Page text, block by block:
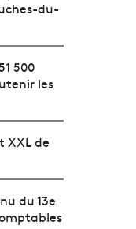
du-
500
les
XXL de
du 13e